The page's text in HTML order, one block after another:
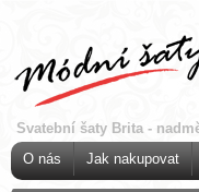
Svatební šaty Brita -
O nás
Jak nakupovat